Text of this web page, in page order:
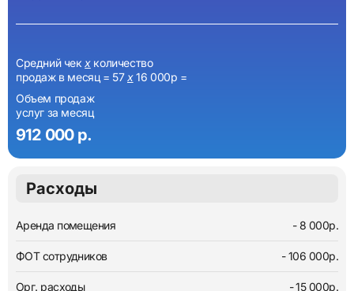
Средний чек хколичество
продаж в месяц = 57 х16 000р =
Объем продаж
услуг за месяц
912 000 р.
Расходы
Аренда помещения - 8 000р.
ФОТ сотрудников - 106 000р.
Орг. расходы - 15 000р.